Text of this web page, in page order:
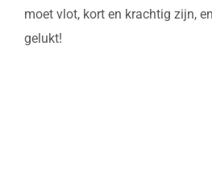
moet vlot, kort en krachtig zijn,
gelukt!